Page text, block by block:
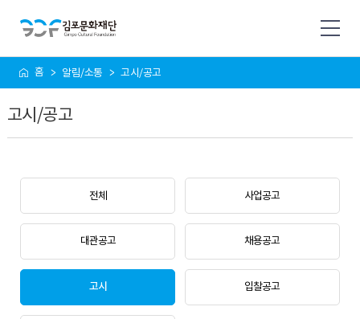
사
이
맵
홈 알림/소통 고시/공고
고시/공고
전체 사업공고
대관공고 채용공고
고시 입찰공고